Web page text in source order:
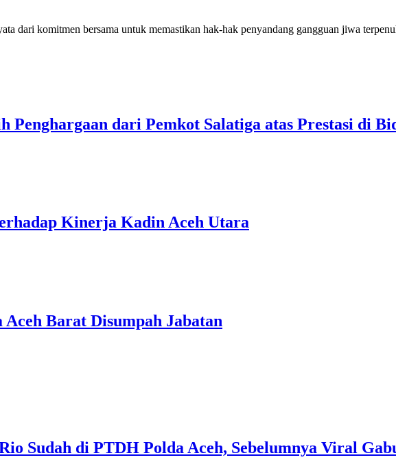
dari komitmen bersama untuk memastikan hak-hak penyandang gangguan jiwa
dari Pemkot Salatiga atas Prestasi di
Kinerja Kadin Aceh Utara
Barat Disumpah Jabatan
Sudah di PTDH Polda Aceh, Sebelumnya Viral